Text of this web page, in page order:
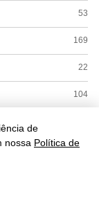
de
nossa Política de
53
169
22
104
490